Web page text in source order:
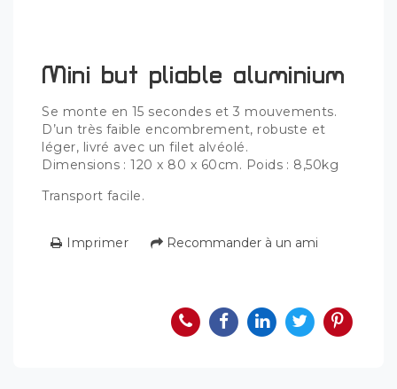
Mini but pliable aluminium
Se monte en 15 secondes et 3 mouvements.
D’un très faible encombrement, robuste et
léger, livré avec un filet alvéolé.
Dimensions : 120 x 80 x 60cm. Poids : 8,50kg
Transport facile.
Imprimer Recommander à un ami